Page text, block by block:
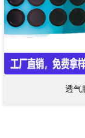
透气